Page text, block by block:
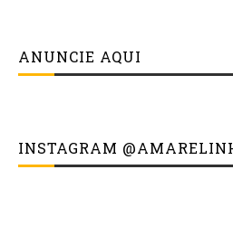
ANUNCIE AQUI
INSTAGRAM